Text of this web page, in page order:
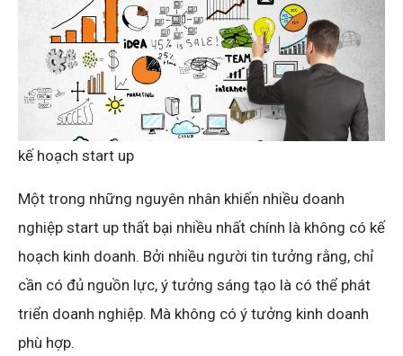
kế hoạch start up
Một trong những nguyên nhân khiến nhiều doanh
nghiệp start up thất bại nhiều nhất chính là không có kế
hoạch kinh doanh. Bởi nhiều người tin tưởng rằng, chỉ
cần có đủ nguồn lực, ý tưởng sáng tạo là có thể phát
triển doanh nghiệp. Mà không có ý tưởng kinh doanh
phù hợp.